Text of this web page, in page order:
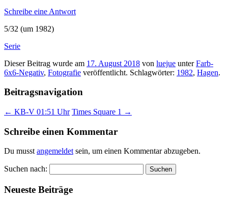
Schreibe eine Antwort
5/32 (um 1982)
Serie
Dieser Beitrag wurde am 17. August 2018 von luejue unterFarb-
6x6-Negativ, Fotografie veröffentlicht. Schlagwörter: 1982, Hagen.
Beitragsnavigation
← KB-V 01:51 Uhr Times Square 1 →
Schreibe einen Kommentar
Du musstangemeldetsein, um einen Kommentar abzugeben.
Suchen nach:
Neueste Beiträge